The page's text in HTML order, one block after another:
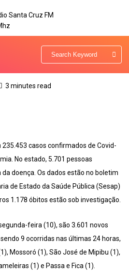
3 minutes read
235.453 casos confirmados de Covid-
No estado, 5.701 pessoas
doença. Os dados estão no boletim
de Estado da Saúde Pública (Sesap)
1.178 óbitos estão sob investigação.
feira (10), são 3.601 novos
9 ocorridas nas últimas 24 horas,
Mossoró (1), São José de Mipibu (1),
(1) e Passa e Fica (1).